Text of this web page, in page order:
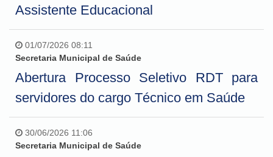
Assistente Educacional
01/07/2026 08:11
Secretaria Municipal de Saúde
Abertura Processo Seletivo RDT para
servidores do cargo Técnico em Saúde
30/06/2026 11:06
Secretaria Municipal de Saúde